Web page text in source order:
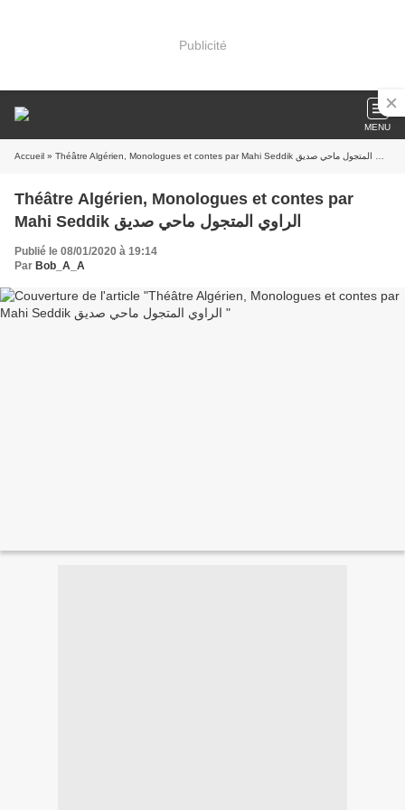
Publicité
MENU
Accueil » Théâtre Algérien, Monologues et contes par Mahi Seddik الراوي المتجول ماحي صديق
Théâtre Algérien, Monologues et contes par
Mahi Seddik الراوي المتجول ماحي صديق
Publié le 08/01/2020 à 19:14
Par Bob_A_A